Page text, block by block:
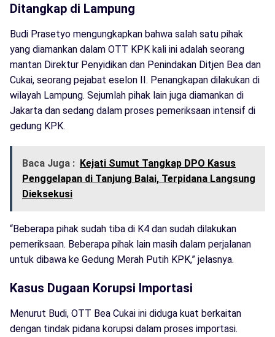
Ditangkap di Lampung
Budi Prasetyo mengungkapkan bahwa salah satu pihak
yang diamankan dalam OTT KPK kali ini adalah seorang
mantan Direktur Penyidikan dan Penindakan Ditjen Bea dan
Cukai, seorang pejabat eselon II. Penangkapan dilakukan di
wilayah Lampung. Sejumlah pihak lain juga diamankan di
Jakarta dan sedang dalam proses pemeriksaan intensif di
gedung KPK.
Baca Juga : Kejati Sumut Tangkap DPO Kasus
Penggelapan di Tanjung Balai, Terpidana Langsung
Dieksekusi
“Beberapa pihak sudah tiba di K4 dan sudah dilakukan
pemeriksaan. Beberapa pihak lain masih dalam perjalanan
untuk dibawa ke Gedung Merah Putih KPK,” jelasnya.
Kasus Dugaan Korupsi Importasi
Menurut Budi, OTT Bea Cukai ini diduga kuat berkaitan
dengan tindak pidana korupsi dalam proses importasi.